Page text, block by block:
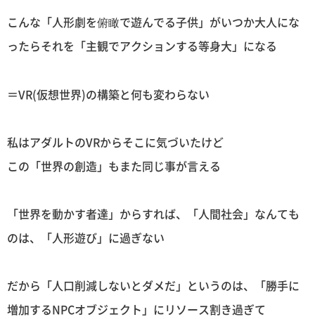
こんな「人形劇を俯瞰で遊んでる子供」がいつか大人にな
ったらそれを「主観でアクションする等身大」になる
＝VR(仮想世界)の構築と何も変わらない
私はアダルトのVRからそこに気づいたけど
この「世界の創造」もまた同じ事が言える
「世界を動かす者達」からすれば、「人間社会」なんても
のは、「人形遊び」に過ぎない
だから「人口削減しないとダメだ」というのは、「勝手に
増加するNPCオブジェクト」にリソース割き過ぎて